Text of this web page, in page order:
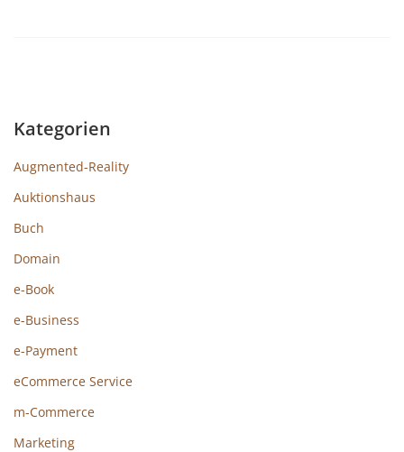
Kategorien
Augmented-Reality
Auktionshaus
Buch
Domain
e-Book
e-Business
e-Payment
eCommerce Service
m-Commerce
Marketing